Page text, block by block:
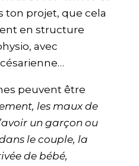
ton projet, que cela
en structure
avec
peuvent être
les maux de
un garçon ou
le couple, la
de bébé,